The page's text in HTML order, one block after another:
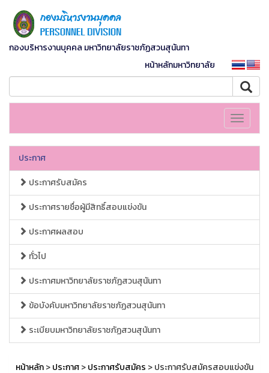
กองบริหารงานบุคคล มหาวิทยาลัยราชภัฏสวนสุนันทา
หน้าหลักมหาวิทยาลัย
Toggle
ประกาศ
ประกาศรับสมัคร
ประกาศรายชื่อผู้มีสิทธิ์สอบแข่งขัน
ประกาศผลสอบ
ทั่วไป
ประกาศมหาวิทยาลัยราชภัฏสวนสุนันทา
ข้อบังคับมหาวิทยาลัยราชภัฏสวนสุนันทา
ระเบียบมหาวิทยาลัยราชภัฏสวนสุนันทา
หน้าหลัก>ประกาศ>ประกาศรับสมัคร > ประกาศรับสมัครสอบแข่งขัน